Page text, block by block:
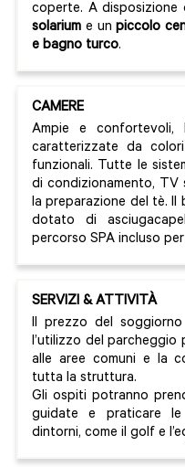
coperte. A disposizione
solarium e un piccolo
e bagno turco.
CAMERE
Ampie e confortevoli,
caratterizzate da
funzionali. Tutte le
di condizionamento,
la preparazione del tè.
dotato di
percorso SPA incluso
SERVIZI & ATTIVITÀ
Il prezzo del
l’utilizzo del parcheggio
alle aree comuni e la
tutta la struttura.
Gli ospiti potranno
guidate e praticare
dintorni, come il golf e